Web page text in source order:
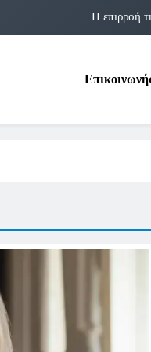
Η επιρροή
Η Δομνα Μιχαηλίδου και οι
Η επιρροή
Η αστρολογία